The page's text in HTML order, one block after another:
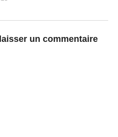
un commentaire